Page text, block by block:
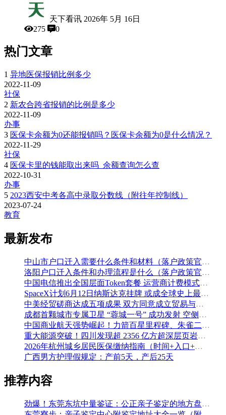
天下看讯 2026年 5月 16日
275
0
热门文章
1 异地医保报销比例多少
2022-11-09
社保
2 新农合跨省报销的比例是多少
2022-11-09
办事
3 医保卡余额为0还能报销吗？医保卡余额为0是什么情况？
2022-11-29
社保
4 医保卡里的钱能取出来吗_余额查询怎么查
2022-10-31
办事
5 2023西安中考各高中录取分数线（附往年控制线）
2023-07-24
教育
最新发布
中山市户口迁入需要什么条件和材料（落户政策官方解读）
洛阳户口迁入条件和办理流程是什么（落户政策官方问答汇总）
中国电信推出全国层面Token套餐 运营商计费模式从”流量”迈向”算力”
SpaceX计划6月12日纳斯达克挂牌 或成全球史上最大规模IPO
中美经贸磋商达成五项成果 双方同意成立贸易与投资双理事会
成都首颗城市专属卫星 “蓉城一号” 成功发射 空侧直转模式同步落地 双重大突破助力国际门户枢纽建设
中国商业航天强势崛起！力箭百星里程碑、朱雀二号改进型发射成功
重大能源突破！四川发现超 2356 亿方超深层页岩气田，保障国家能源安全
2026年杭州城乡居民医保缴纳指南（时间+入口+金额）
广西男方护理假规定：产前5天，产后25天
推荐内容
劲爆！东莞东坑中量鉴证：公正亲子鉴定的地方盘整（附2026年5月鉴定汇总）